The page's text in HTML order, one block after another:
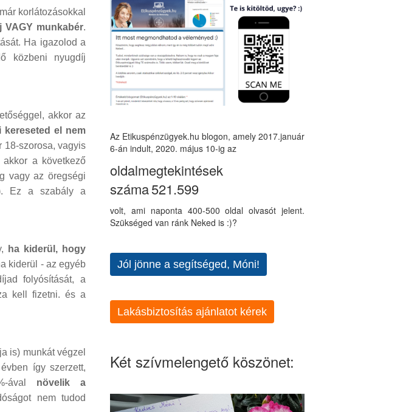
korlátozásokkal
munkabér.
Ha igazolod a
közbeni nyugdíj
akkor az
el nem
18-szorosa, vagyis
a következő
vagy az öregségi
Ez a szabály a
ha kiderül, hogy
kiderül - az egyéb
folyósítását, a
kell fizetni. és a
is) munkát végzel
így szerzett,
ával növelik a
nem tudod
Az Etikuspénzügyek.hu blogon, amely 2017.január
6-án indult, 2020. május 10-ig az
oldalmegtekintések
száma521.599
volt, ami naponta 400-500 oldal olvasót jelent.
Szükséged van ránk Neked is :)?
Jól jönne a segítséged, Móni!
Lakásbiztosítás ajánlatot kérek
Két szívmelengető köszönet: